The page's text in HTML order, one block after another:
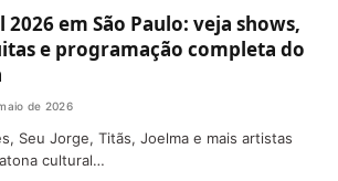
em São Paulo: veja shows,
e programação completa do
de 2026
Seu Jorge, Titãs, Joelma e mais artistas
cultural…